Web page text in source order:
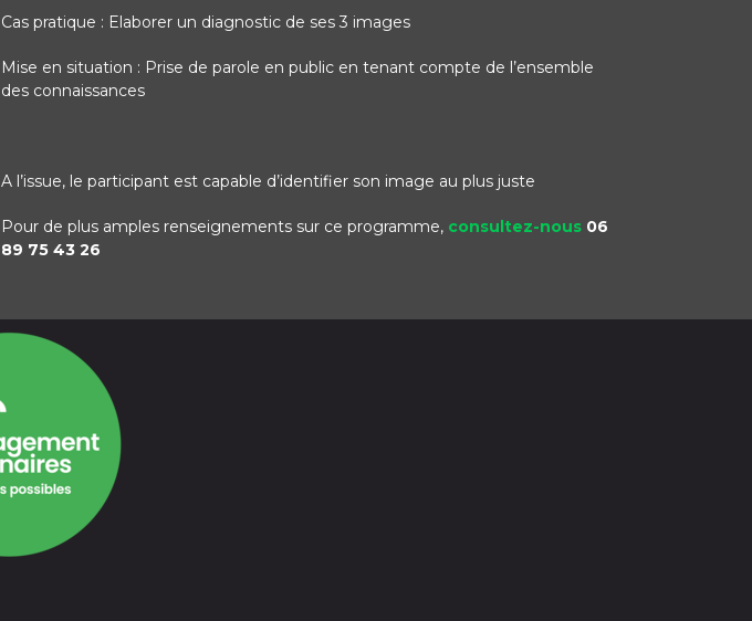
Cas pratique : Elaborer un diagnostic de ses 3 images
Mise en situation : Prise de parole en public en tenant compte de l’ensemble
des connaissances
A l’issue, le participant est capable d’identifier son image au plus juste
Pour de plus amples renseignements sur ce programme, consultez-nous06
89 75 43 26